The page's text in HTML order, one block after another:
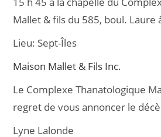
o
o
k
Mallet & fils du 585, boul. Laure
Lieu: Sept-Îles
Maison Mallet & Fils Inc.
Le Complexe Thanatologique
regret de vous annoncer le
Lyne Lalonde